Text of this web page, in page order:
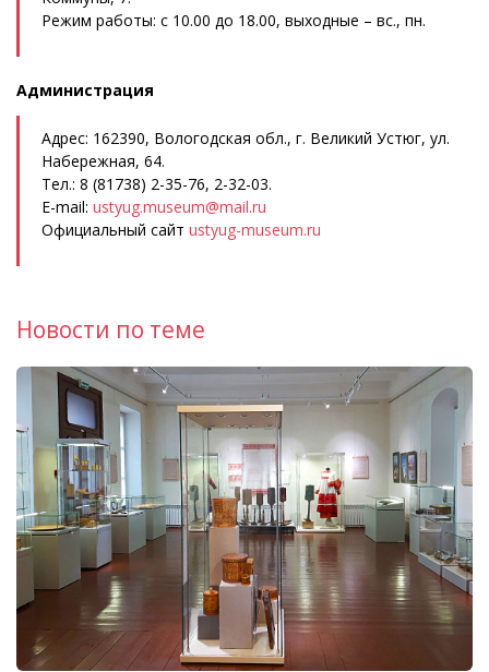
Режим работы: с 10.00 до 18.00, выходные – вс., пн.
Администрация
Адрес: 162390, Вологодская обл., г. Великий Устюг, ул.
Набережная, 64.
Тел.: 8 (81738) 2-35-76, 2-32-03.
E-mail: ustyug.museum@mail.ru
Официальный сайт ustyug-museum.ru
Новости по теме